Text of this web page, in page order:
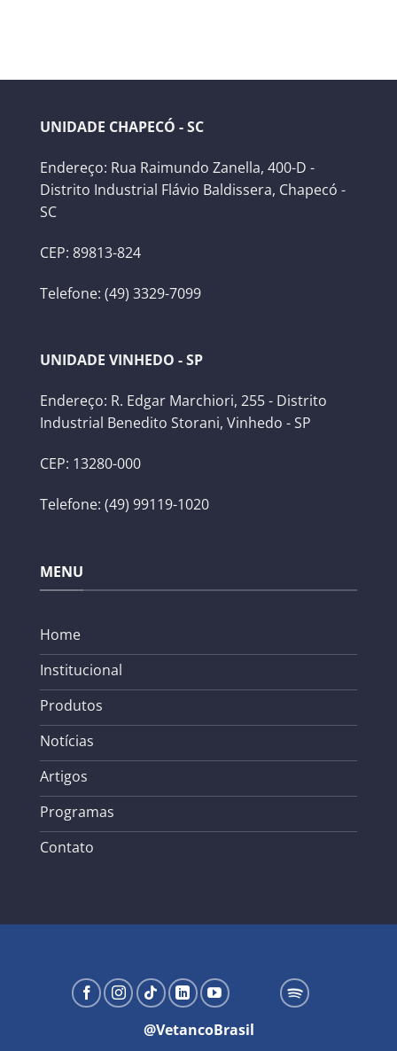
UNIDADE CHAPECÓ - SC
Endereço: Rua Raimundo Zanella, 400-D -
Distrito Industrial Flávio Baldissera, Chapecó -
SC
CEP: 89813-824
Telefone: (49) 3329-7099
UNIDADE VINHEDO - SP
Endereço: R. Edgar Marchiori, 255 - Distrito
Industrial Benedito Storani, Vinhedo - SP
CEP: 13280-000
Telefone: (49) 99119-1020
MENU
Home
Institucional
Produtos
Notícias
Artigos
Programas
Contato
@VetancoBrasil